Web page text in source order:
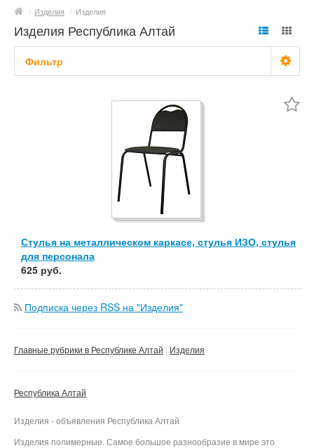
/ Изделия / Изделия
Изделия Республика Алтай
Фильтр
Применить Сбросить фильтр
Стулья на металлическом каркасе, стулья ИЗО, стулья
для персонала
625 руб.
Подписка через RSS на "Изделия"
Главные рубрики в Республике Алтай Изделия
Республика Алтай
Изделия - объявления Республика Алтай
Изделия полимерные. Самое большое разнообразие в мире это